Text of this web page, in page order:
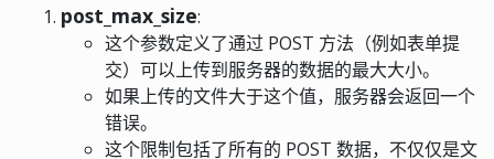
post_max_size:
这个参数定义了通过 POST 方法（例如表单提
交）可以上传到服务器的数据的最大大小。
如果上传的文件大于这个值，服务器会返回一个
错误。
这个限制包括了所有的 POST 数据，不仅仅是文